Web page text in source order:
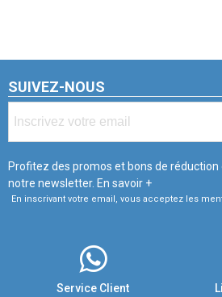
SUIVEZ-NOUS
Profitez des promos et bons de réduction
notre newsletter. En savoir +
En inscrivant votre email, vous acceptez les
Service Client